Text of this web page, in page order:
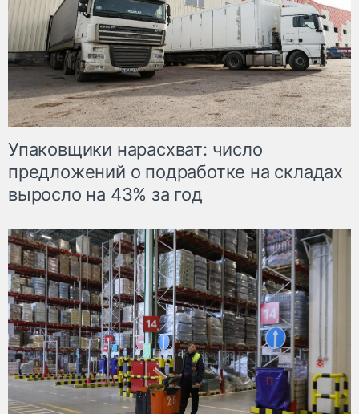
Упаковщики нарасхват: число
предложений о подработке на складах
выросло на 43% за год